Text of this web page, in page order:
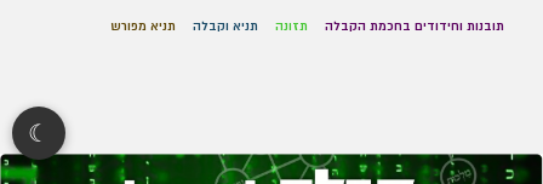
תובנות וחידודים בחכמת הקבלה תזונה תניא וקבלה תניא מפורש
☾